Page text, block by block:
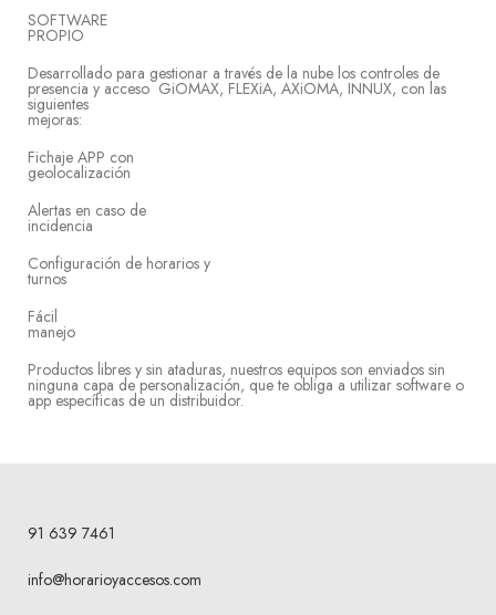
SOFTWARE
Desarrollado para gestionar a través de la nube los controles de
presencia y acceso GiOMAX, FLEXiA, AXiOMA, INNUX, con las
siguientes
Fichaje APP con
Alertas en caso de
Configuración de horarios y
Fácil
Productos libres y sin ataduras, nuestros equipos son enviados sin
ninguna capa de personalización, que te obliga a utilizar software o
app específicas de un distribuidor.
91 639 7461
info@horarioyaccesos.com